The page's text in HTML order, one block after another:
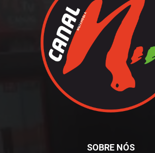
SOBRE NÓS